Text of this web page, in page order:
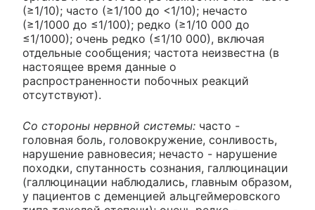
(≥1/10); часто (≥1/100 до <1/10); нечасто
(≥1/1000 до ≤1/100); редко (≥1/10 000 до
≤1/1000); очень редко (≤1/10 000), включая
отдельные сообщения; частота неизвестна (в
настоящее время данные о
распространенности побочных реакций
отсутствуют).
Со стороны нервной системы: часто -
головная боль, головокружение, сонливость,
нарушение равновесия; нечасто - нарушение
походки, спутанность сознания, галлюцинации
(галлюцинации наблюдались, главным образом,
у пациентов с деменцией альцгеймеровского